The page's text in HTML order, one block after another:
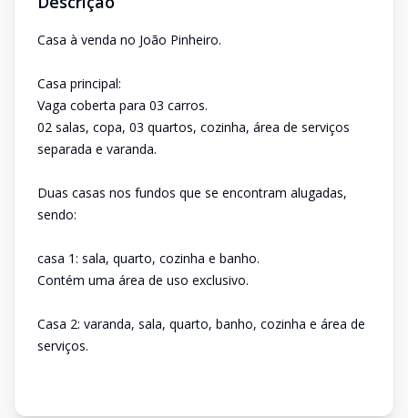
Casa à venda no João Pinheiro.
Casa principal:
Vaga coberta para 03 carros.
02 salas, copa, 03 quartos, cozinha, área de serviços
separada e varanda.
Duas casas nos fundos que se encontram alugadas,
sendo:
casa 1: sala, quarto, cozinha e banho.
Contém uma área de uso exclusivo.
Casa 2: varanda, sala, quarto, banho, cozinha e área de
serviços.